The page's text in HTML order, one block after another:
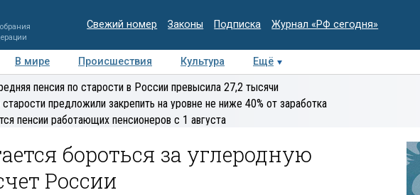
Свежий номер Законы Подписка Журнал «РФ сегодня»
В мире Происшествия Культура Ещё
Медиацентр Интервью Колумнисты
экспертиза
пенсия по старости в России превысила 27,2 тысячи
предложили закрепить на уровне не ниже 40% от заработка
пенсии работающих пенсионеров с 1 августа
бороться за углеродную
России